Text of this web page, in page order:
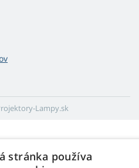
Lampy.sk
stránka používa